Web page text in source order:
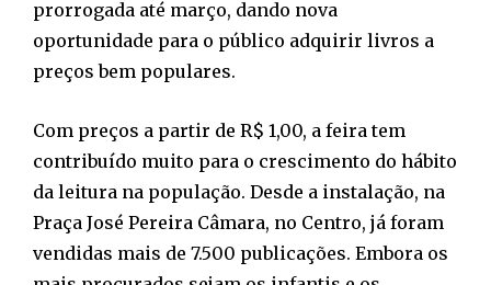
prorrogada até março, dando nova
oportunidade para o público adquirir livros a
preços bem populares.
Com preços a partir de R$ 1,00, a feira tem
contribuído muito para o crescimento do hábito
da leitura na população. Desde a instalação, na
Praça José Pereira Câmara, no Centro, já foram
vendidas mais de 7.500 publicações. Embora os